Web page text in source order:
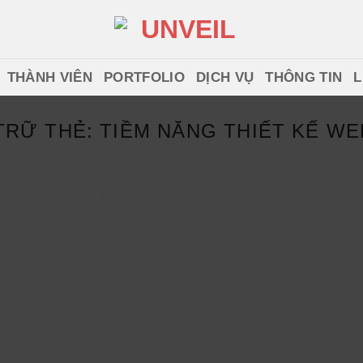
THÀNH VIÊN PORTFOLIO DỊCH VỤ THÔNG TIN
THẺ:TIỀM NĂNG THIẾT KẾ